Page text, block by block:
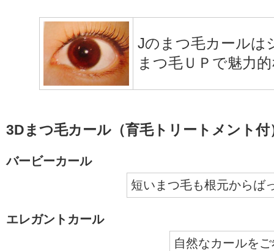
Jのまつ毛カールは
まつ毛ＵＰで魅力
3Dまつ毛カール（育毛トリートメント
バービーカール
短いまつ毛も根元からば
エレガントカール
自然なカールを